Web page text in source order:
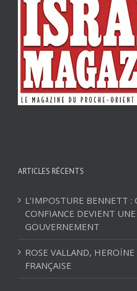
ARTICLES RÉCENTS
L’IMPOSTURE BENNETT
CONFIANCE DEVIENT
GOUVERNEMENT
ROSE VALLAND, HEROÏNE
FRANÇAISE